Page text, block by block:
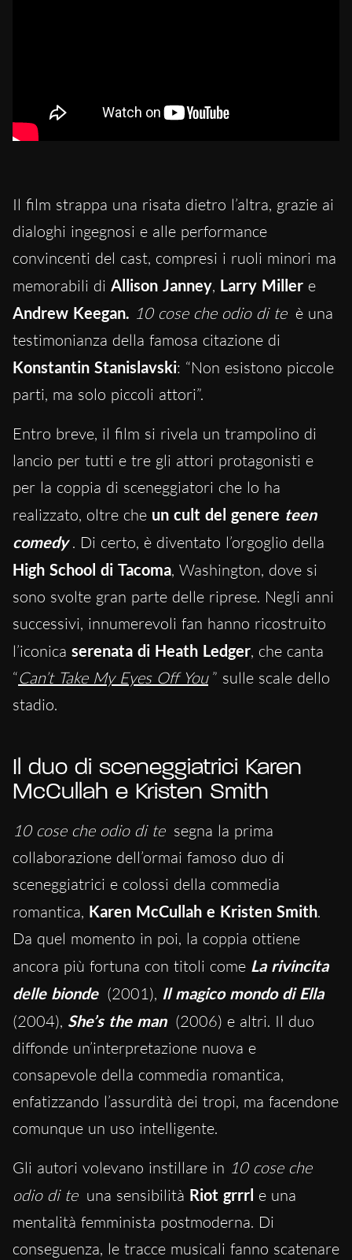
Il film strappa una risata dietro l’altra, grazie ai
dialoghi ingegnosi e alle performance
convincenti del cast, compresi i ruoli minori ma
memorabili di Allison Janney, Larry Miller e
Andrew Keegan. 10 cose che odio di te è una
testimonianza della famosa citazione di
Konstantin Stanislavski: “Non esistono piccole
parti, ma solo piccoli attori”.
Entro breve, il film si rivela un trampolino di
lancio per tutti e tre gli attori protagonisti e
per la coppia di sceneggiatori che lo ha
realizzato, oltre che un cult del genere teen
comedy . Di certo, è diventato l’orgoglio della
High School di Tacoma, Washington, dove si
sono svolte gran parte delle riprese. Negli anni
successivi, innumerevoli fan hanno ricostruito
l’iconica serenata di Heath Ledger, che canta
“Can’t Take My Eyes Off You ” sulle scale dello
stadio.
Il duo di sceneggiatrici Karen
McCullah e Kristen Smith
10 cose che odio di te segna la prima
collaborazione dell’ormai famoso duo di
sceneggiatrici e colossi della commedia
romantica, Karen McCullah e Kristen Smith.
Da quel momento in poi, la coppia ottiene
ancora più fortuna con titoli come La rivincita
delle bionde (2001), Il magico mondo di Ella
(2004), She’s the man (2006) e altri. Il duo
diffonde un’interpretazione nuova e
consapevole della commedia romantica,
enfatizzando l’assurdità dei tropi, ma facendone
comunque un uso intelligente.
Gli autori volevano instillare in 10 cose che
odio di te una sensibilità Riot grrrl e una
mentalità femminista postmoderna. Di
conseguenza, le tracce musicali fanno scatenare